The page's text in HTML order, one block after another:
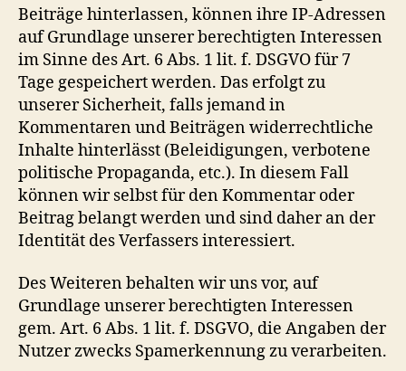
Beiträge hinterlassen, können ihre IP-Adressen
auf Grundlage unserer berechtigten Interessen
im Sinne des Art. 6 Abs. 1 lit. f. DSGVO für 7
Tage gespeichert werden. Das erfolgt zu
unserer Sicherheit, falls jemand in
Kommentaren und Beiträgen widerrechtliche
Inhalte hinterlässt (Beleidigungen, verbotene
politische Propaganda, etc.). In diesem Fall
können wir selbst für den Kommentar oder
Beitrag belangt werden und sind daher an der
Identität des Verfassers interessiert.
Des Weiteren behalten wir uns vor, auf
Grundlage unserer berechtigten Interessen
gem. Art. 6 Abs. 1 lit. f. DSGVO, die Angaben der
Nutzer zwecks Spamerkennung zu verarbeiten.